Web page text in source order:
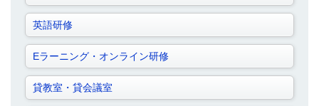
英語研修
Eラーニング・オンライン研修
貸教室・貸会議室